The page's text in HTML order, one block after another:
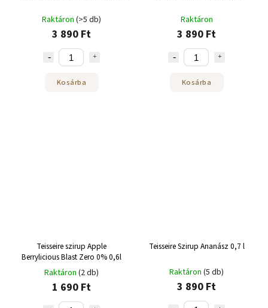
Raktáron (>5 db)
3 890 Ft
Kosárba
Raktáron
3 890 Ft
Kosárba
Teisseire szirup Apple
Berrylicious Blast Zero 0% 0,6l
Raktáron (2 db)
1 690 Ft
Teisseire Szirup Ananász 0,7 l
Raktáron (5 db)
3 890 Ft